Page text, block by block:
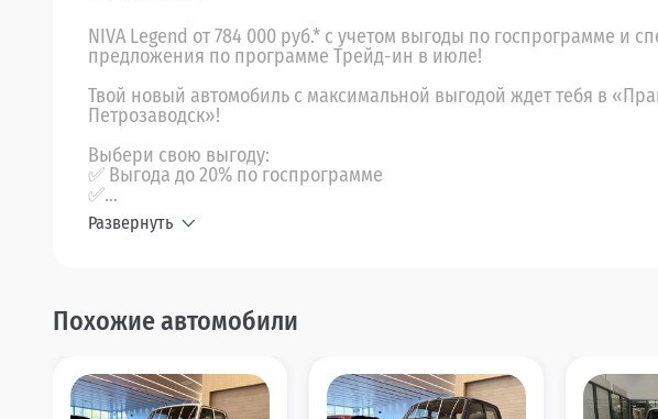
NIVA Legend от 784 000 руб.* c учетом выгоды по госпрограмме и
предложения по программе Трейд-ин в июле!
Твой новый автомобиль с максимальной выгодой ждет тебя в
Петрозаводск»!
Выбери свою выгоду:
✅ Выгода до 20% по госпрограмме
✅...
Развернуть
Похожие автомобили